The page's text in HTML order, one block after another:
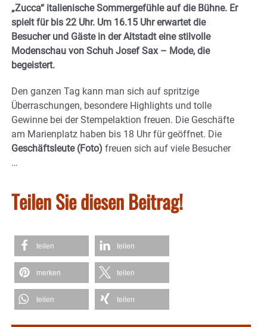
„Zucca“ italienische Sommergefühle auf die Bühne. Er
spielt für bis 22 Uhr. Um 16.15 Uhr erwartet die
Besucher und Gäste in der Altstadt eine stilvolle
Modenschau von Schuh Josef Sax – Mode, die
begeistert.
Den ganzen Tag kann man sich auf spritzige
Überraschungen, besondere Highlights und tolle
Gewinne bei der Stempelaktion freuen. Die Geschäfte
am Marienplatz haben bis 18 Uhr für geöffnet. Die
Geschäftsleute (Foto) freuen sich auf viele Besucher
…
Teilen Sie diesen Beitrag!
teilen teilen
merken teilen
teilen teilen